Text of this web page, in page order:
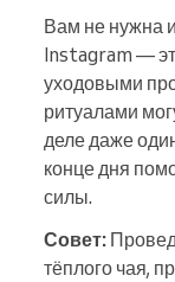
Вам не нужна
Instagram —
уходовыми
ритуалами
деле даже
конце дня
силы.
Совет:
тёплого чая,